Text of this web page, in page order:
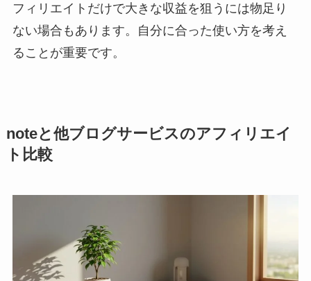
フィリエイトだけで大きな収益を狙うには物足り
ない場合もあります。自分に合った使い方を考え
ることが重要です。
noteと他ブログサービスのアフィリエイ
ト比較